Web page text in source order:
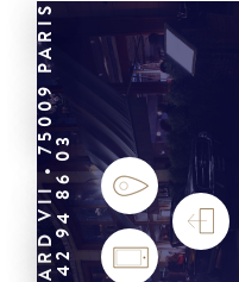
01 42 94 86 03